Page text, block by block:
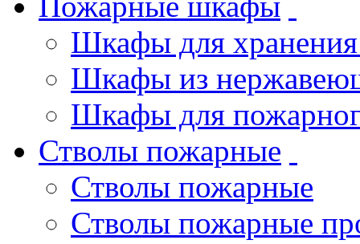
Шкафы для хранения
Шкафы из
Шкафы для
Стволы пожарные
Стволы пожарные
Стволы пожарные